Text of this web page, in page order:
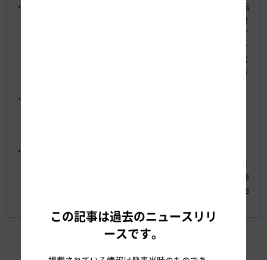
渋滞末尾が最も危険です。どんなに注意を払っていても漫然運転
の車がノーブレーキで突っ込んでくる事故が無くなりません。渋
滞末尾につく時は十分に車間距離を確保して早めに減速し、ハザ
ードランプで後続車両に合図をお願いします。十分な車間距離を
確保しておくと万が一追突されても前方車両とのサンドイッチ状
態になることを防げます。また、路肩に逃げられる走行車線の方
測を配信します。混雑期以外も工事現場の写真やドローン映像な
ど工事情報やSA情報などお役立ち情報を配信していますので是非
フォローをお願いします。 また、気になる情報があれば取材もお
この記事は過去のニュースリリ
ースです。